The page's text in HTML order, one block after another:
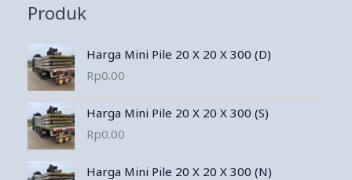
Produk
Harga Mini Pile 20 X 20 X 300 (D)
Rp0.00
Harga Mini Pile 20 X 20 X 300 (S)
Rp0.00
Harga Mini Pile 20 X 20 X 300 (N)